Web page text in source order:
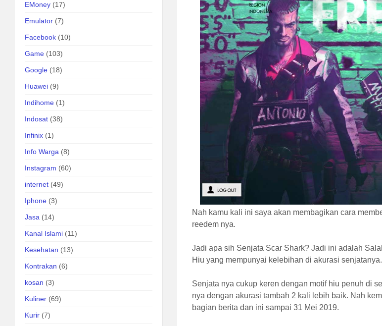
Nah kamu kali ini saya akan membagikan cara
reedem nya.
Jadi apa sih Senjata Scar Shark? Jadi ini adalah
Hiu yang mempunyai kelebihan di akurasi senjatanya.
Senjata nya cukup keren dengan motif hiu penuh di
nya dengan akurasi tambah 2 kali lebih baik. Nah
bagian berita dan ini sampai 31 Mei 2019.
EMoney (17)
Emulator (7)
Facebook (10)
Game (103)
Google (18)
Huawei (9)
Indihome (1)
Indosat (38)
Infinix (1)
Info Warga (8)
Instagram (60)
internet (49)
Iphone (3)
Jasa (14)
Kanal Islami (11)
Kesehatan (13)
Kontrakan (6)
kosan (3)
Kuliner (69)
Kurir (7)